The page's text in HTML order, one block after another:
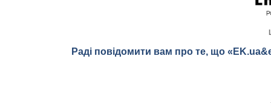
Раді повідомити вам про те, що